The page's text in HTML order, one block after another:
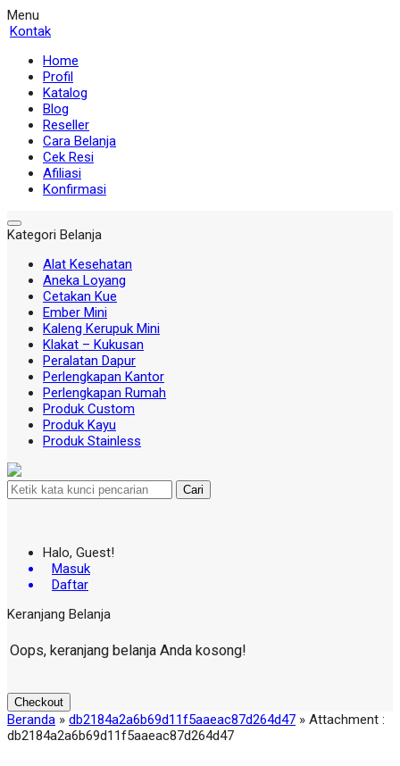
Menu
Kontak
Home
Profil
Katalog
Blog
Reseller
Cara Belanja
Cek Resi
Afiliasi
Konfirmasi
Kategori Belanja
Alat Kesehatan
Aneka Loyang
Cetakan Kue
Ember Mini
Kaleng Kerupuk Mini
Klakat – Kukusan
Peralatan Dapur
Perlengkapan Kantor
Perlengkapan Rumah
Produk Custom
Produk Kayu
Produk Stainless
Cari
Halo, Guest!
Masuk
Daftar
Keranjang Belanja
Oops, keranjang belanja Anda kosong!
Checkout
Beranda » db2184a2a6b69d11f5aaeac87d264d47 » Attachment :
db2184a2a6b69d11f5aaeac87d264d47